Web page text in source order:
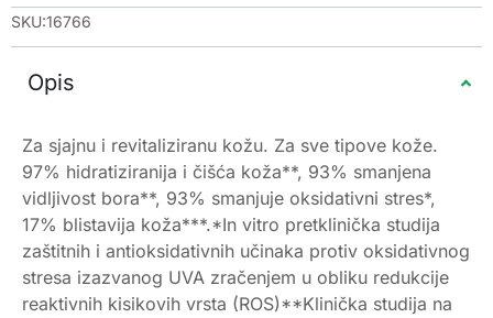
SKU:16766
Opis
Za sjajnu i revitaliziranu kožu. Za sve tipove kože.
97% hidratiziranija i čišća koža**, 93% smanjena
vidljivost bora**, 93% smanjuje oksidativni stres*,
17% blistavija koža***.*In vitro pretklinička studija
zaštitnih i antioksidativnih učinaka protiv oksidativnog
stresa izazvanog UVA zračenjem u obliku redukcije
reaktivnih kisikovih vrsta (ROS)**Klinička studija na